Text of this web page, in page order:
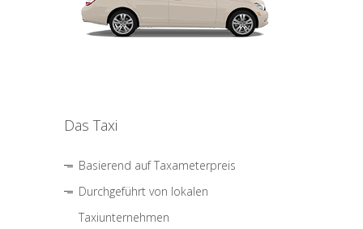
Das Taxi
Basierend auf Taxameterpreis
Durchgeführt von lokalen
Taxiunternehmen